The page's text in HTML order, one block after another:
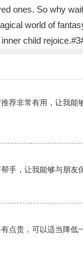
ones. So why
world of
child
荐非常有用，让我能
手，让我能够与朋友
点贵，可以适当降低